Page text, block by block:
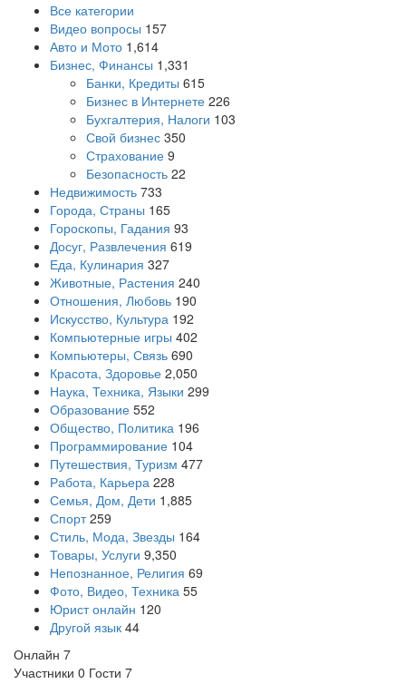
Все категории
Видео вопросы 157
Авто и Мото 1,614
Бизнес, Финансы 1,331
Банки, Кредиты 615
Бизнес в Интернете 226
Бухгалтерия, Налоги 103
Свой бизнес 350
Страхование 9
Безопасность 22
Недвижимость 733
Города, Страны 165
Гороскопы, Гадания 93
Досуг, Развлечения 619
Еда, Кулинария 327
Животные, Растения 240
Отношения, Любовь 190
Искусство, Культура 192
Компьютерные игры 402
Компьютеры, Связь 690
Красота, Здоровье 2,050
Наука, Техника, Языки 299
Образование 552
Общество, Политика 196
Программирование 104
Путешествия, Туризм 477
Работа, Карьера 228
Семья, Дом, Дети 1,885
Спорт 259
Стиль, Мода, Звезды 164
Товары, Услуги 9,350
Непознанное, Религия 69
Фото, Видео, Техника 55
Юрист онлайн 120
Другой язык 44
Онлайн 7
Участники 0 Гости 7